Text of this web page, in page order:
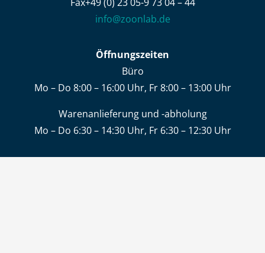
info@zoonlab.de
Öffnungszeiten
Büro
Mo – Do 8:00 – 16:00 Uhr, Fr 8:00 – 13:00 Uhr
Warenanlieferung und -abholung
Mo – Do 6:30 – 14:30 Uhr, Fr 6:30 – 12:30 Uhr